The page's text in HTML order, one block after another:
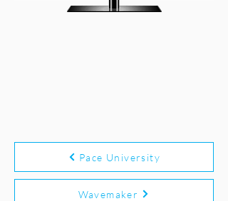
Pace University
Wavemaker